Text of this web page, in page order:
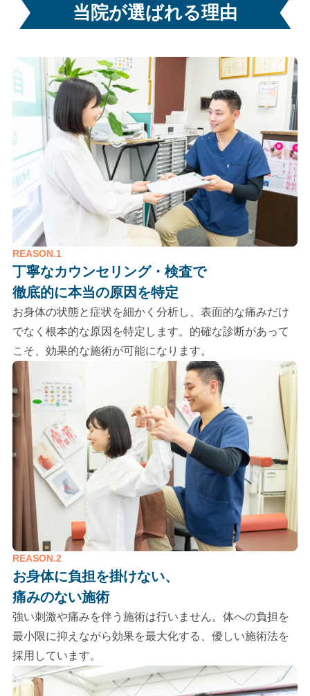
当院が選ばれる理由
REASON.1
丁寧なカウンセリング・検査で
徹底的に本当の原因を特定
お身体の状態と症状を細かく分析し、表面的な痛みだけ
でなく根本的な原因を特定します。的確な診断があって
こそ、効果的な施術が可能になります。
REASON.2
お身体に負担を掛けない、
痛みのない施術
強い刺激や痛みを伴う施術は行いません。体への負担を
最小限に抑えながら効果を最大化する、優しい施術法を
採用しています。